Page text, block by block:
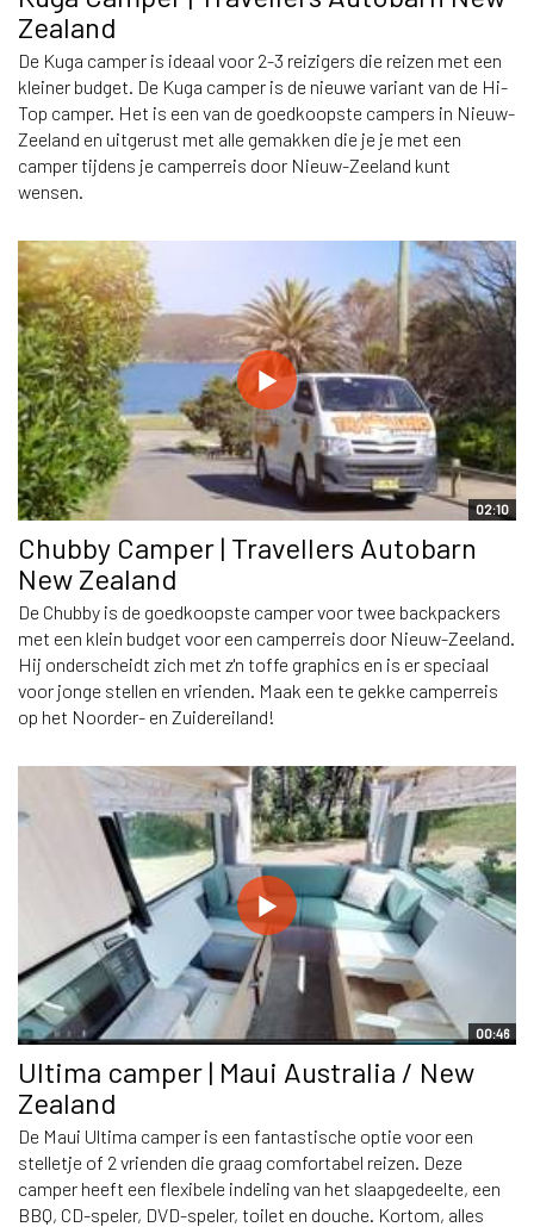
Zealand
De Kuga camper is ideaal voor 2-3 reizigers die reizen met een
kleiner budget. De Kuga camper is de nieuwe variant van de Hi-
Top camper. Het is een van de goedkoopste campers in Nieuw-
Zeeland en uitgerust met alle gemakken die je je met een
camper tijdens je camperreis door Nieuw-Zeeland kunt
wensen.
02:10
Chubby Camper | Travellers Autobarn
New Zealand
De Chubby is de goedkoopste camper voor twee backpackers
met een klein budget voor een camperreis door Nieuw-Zeeland.
Hij onderscheidt zich met z'n toffe graphics en is er speciaal
voor jonge stellen en vrienden. Maak een te gekke camperreis
op het Noorder- en Zuidereiland!
00:46
Ultima camper | Maui Australia / New
Zealand
De Maui Ultima camper is een fantastische optie voor een
stelletje of 2 vrienden die graag comfortabel reizen. Deze
camper heeft een flexibele indeling van het slaapgedeelte, een
BBQ, CD-speler, DVD-speler, toilet en douche. Kortom, alles